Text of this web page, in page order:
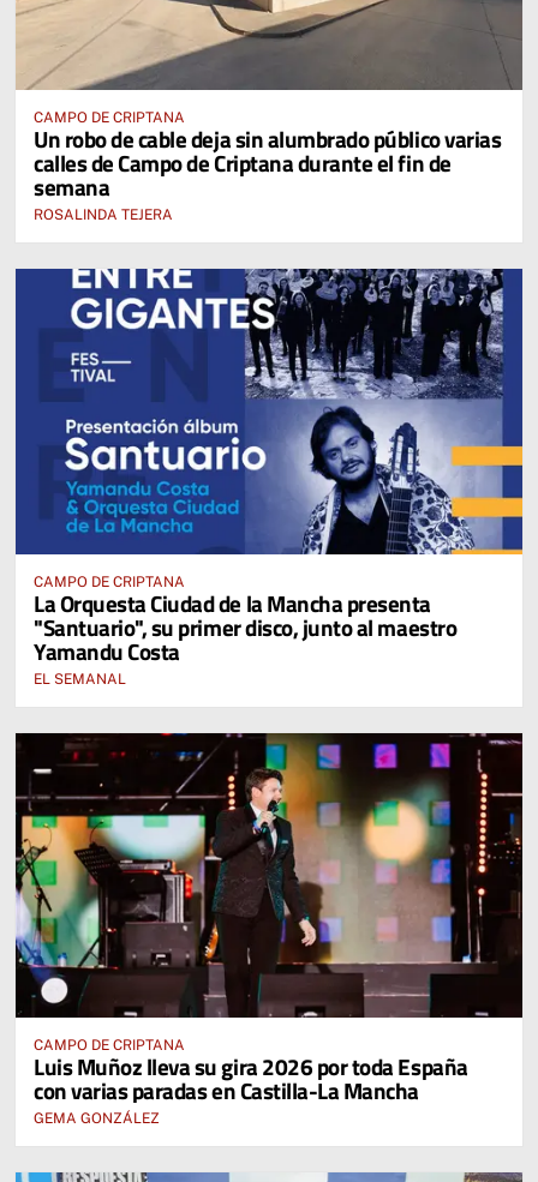
CAMPO DE CRIPTANA
Un robo de cable deja sin alumbrado público varias
calles de Campo de Criptana durante el fin de
semana
ROSALINDA TEJERA
CAMPO DE CRIPTANA
La Orquesta Ciudad de la Mancha presenta
"Santuario", su primer disco, junto al maestro
Yamandu Costa
EL SEMANAL
CAMPO DE CRIPTANA
Luis Muñoz lleva su gira 2026 por toda España
con varias paradas en Castilla-La Mancha
GEMA GONZÁLEZ